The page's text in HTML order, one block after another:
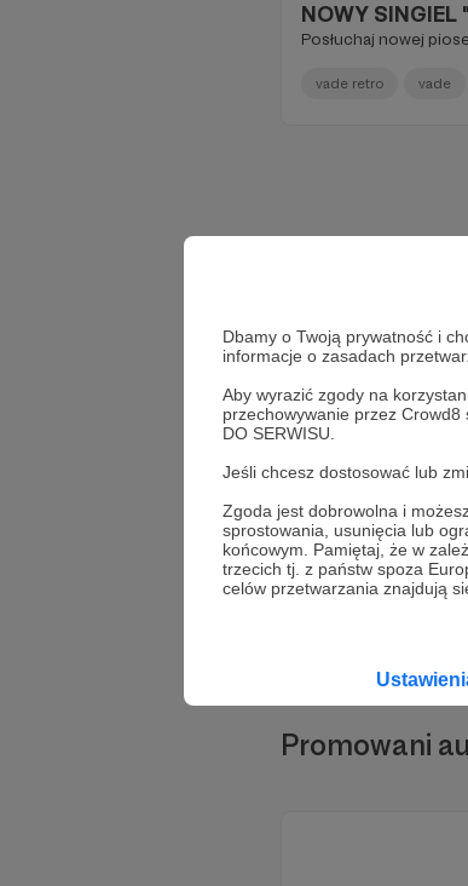
Dbamy o Twoją prywatność i
informacje o zasadach
Aby wyrazić zgody na
przechowywanie przez Crowd8
DO SERWISU.
Jeśli chcesz dostosować lub
Zgoda jest dobrowolna i
sprostowania, usunięcia lub
końcowym. Pamiętaj, że w
trzecich tj. z państw spoza
celów przetwarzania znajdują
NOWY SINGIEL
Posłuchaj nowej
vade retro vade
Promowani